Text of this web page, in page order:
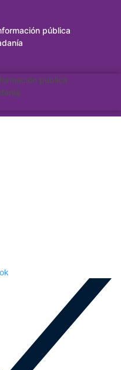
pública
pública